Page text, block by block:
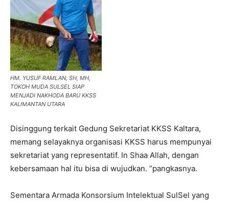
HM. YUSUF RAMLAN, SH, MH,
TOKOH MUDA SULSEL SIAP
MENJADI NAKHODA BARU KKSS
KALIMANTAN UTARA
Disinggung terkait Gedung Sekretariat KKSS Kaltara,
memang selayaknya organisasi KKSS harus mempunyai
sekretariat yang representatif. In Shaa Allah, dengan
kebersamaan hal itu bisa di wujudkan. ”pangkasnya.
Sementara Armada Konsorsium Intelektual SulSel yang